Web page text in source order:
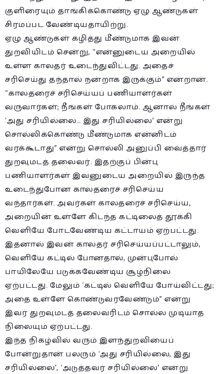
குளிரையும் தாங்கிக்கொண்டு ஏழு ஆண்டுகள்
சிரமப்பட வேண்டியதாயிற்று.
ஏழு ஆண்டுகள் கழித்து மீண்டுமாக இவன்
துறவியிடம் சென்று, “என்னுடைய அறையில்
உள்ள காலதர் உடைந்துவிட்டது. அதைச்
சரிசெய்து தந்தால் நன்றாக இருக்கும்” என்றான்.
“காலதரைச் சரிசெய்யப் பணியாளர்கள்
வருவார்கள்; நீங்கள் போகலாம். ஆனால் நீங்கள்
‘அது சரியில்லை… இது சரியில்லை’ என்று
சொல்லிக்கொண்டு மீண்டுமாக என்னிடம்
வரக்கூடாது” என்று சொல்லி அனுப்பி வைத்தார்
துறவுமடத் தலைவர். இதற்குப் பின்பு
பணியாளர்கள் இவனுடைய அறையில் இருந்த
உடைந்துபோன காலதரைச் சரிசெய்ய
வந்தார்கள். அவர்கள் காலதரைச் சரிசெய்ய,
அறையின் உள்ளே கிடந்த கட்டிலைத் தூக்கி
வெளியே போடவேண்டிய கட்டாயம் ஏற்பட்டது.
இதனால் இவன் காலதர் சரிசெய்யப்பட்டாலும்,
வெளியே கட்டில் போனதால், முன்புபோல்
பாயிலேயே படுக்கவேண்டிய சூழ்நிலை
ஏற்பட்டது. மேலும் ‘கட்டில் வெளியே போய்விட்டது;
அதை உள்ளே கொண்டுவரவேண்டும்” என்று
இவர் துறவுமடத் தலைவரிடம் சொல்ல முடியாத
நிலையும் ஏற்பட்டது.
இந்த நிகழ்வில் வரும் இளந்துறவியைப்
போன்றுதான் பலரும் ‘அது சரியில்லை, இது
சரியில்லை’, ‘அடுத்தவர் சரியில்லை’ என்று